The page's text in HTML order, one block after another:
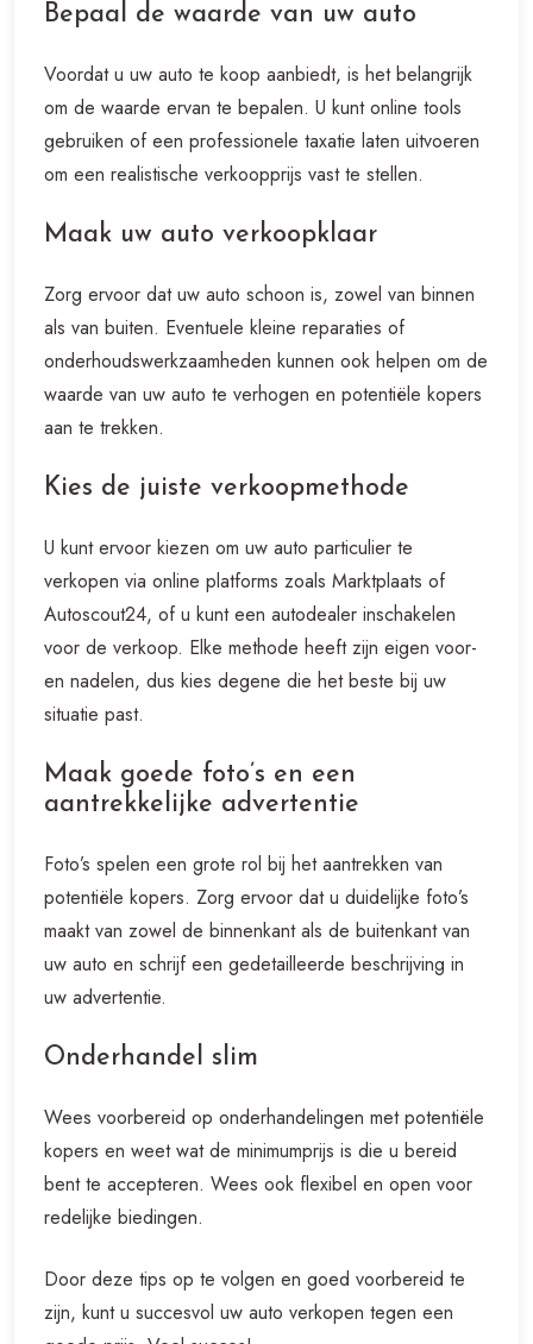
Bepaal de waarde van uw auto
Voordat u uw auto te koop aanbiedt, is het belangrijk
om de waarde ervan te bepalen. U kunt online tools
gebruiken of een professionele taxatie laten uitvoeren
om een realistische verkoopprijs vast te stellen.
Maak uw auto verkoopklaar
Zorg ervoor dat uw auto schoon is, zowel van binnen
als van buiten. Eventuele kleine reparaties of
onderhoudswerkzaamheden kunnen ook helpen om de
waarde van uw auto te verhogen en potentiële kopers
aan te trekken.
Kies de juiste verkoopmethode
U kunt ervoor kiezen om uw auto particulier te
verkopen via online platforms zoals Marktplaats of
Autoscout24, of u kunt een autodealer inschakelen
voor de verkoop. Elke methode heeft zijn eigen voor-
en nadelen, dus kies degene die het beste bij uw
situatie past.
Maak goede foto’s en een
aantrekkelijke advertentie
Foto’s spelen een grote rol bij het aantrekken van
potentiële kopers. Zorg ervoor dat u duidelijke foto’s
maakt van zowel de binnenkant als de buitenkant van
uw auto en schrijf een gedetailleerde beschrijving in
uw advertentie.
Onderhandel slim
Wees voorbereid op onderhandelingen met potentiële
kopers en weet wat de minimumprijs is die u bereid
bent te accepteren. Wees ook flexibel en open voor
redelijke biedingen.
Door deze tips op te volgen en goed voorbereid te
zijn, kunt u succesvol uw auto verkopen tegen een